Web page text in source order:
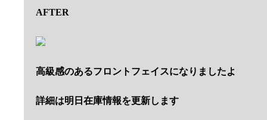
AFTER
高級感のあるフロントフェイスになりましたよ
詳細は明日在庫情報を更新します